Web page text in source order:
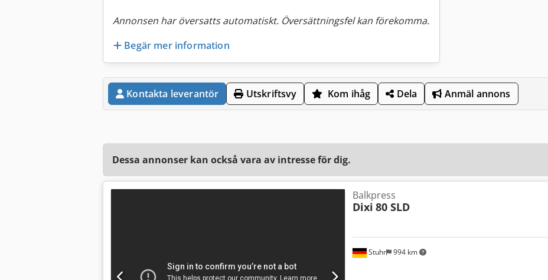
Annonsen har översatts automatiskt. Översättningsfel kan förekomma.
Begär mer information
Kontakta leverantör Utskriftsvy Kom ihåg Dela Anmäl annons
Dessa annonser kan också vara av intresse för dig.
Stuhr 994 km
Balkpress
Dixi 80 SLD